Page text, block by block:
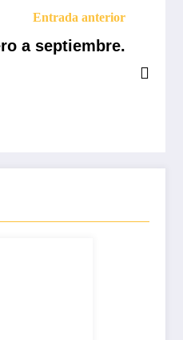
Entrada anterior
a septiembre.